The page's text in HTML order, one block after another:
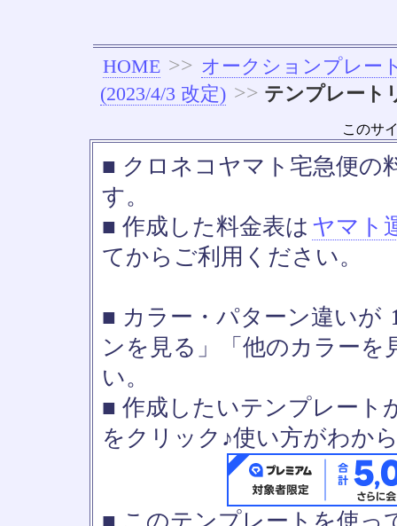
HOME >> オークションプレー
(2023/4/3 改定) >> テンプレート
このサ
■ クロネコヤマト宅急便の
す。
■ 作成した料金表は ヤマト
てからご利用ください。
■ カラー・パターン違いが
ンを見る」「他のカラー
い。
■ 作成したいテンプレート
をクリック♪使い方がわか